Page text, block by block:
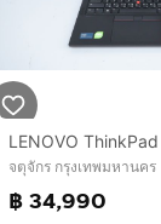
จตุจักร กรุงเทพมหานคร
฿ 34,990